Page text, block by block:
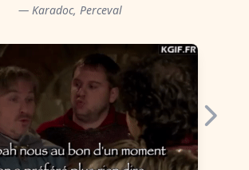
— Karadoc, Perceval